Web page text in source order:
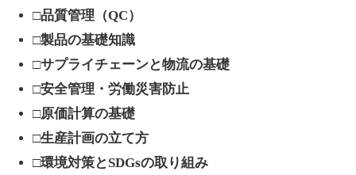
□品質管理（QC）
□製品の基礎知識
□サプライチェーンと物流の基礎
□安全管理・労働災害防止
□原価計算の基礎
□生産計画の立て方
□環境対策とSDGsの取り組み